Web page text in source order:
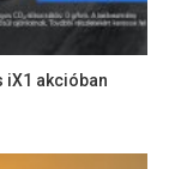
iX1 akcióban